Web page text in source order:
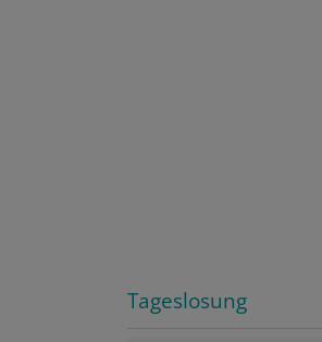
Tageslosung